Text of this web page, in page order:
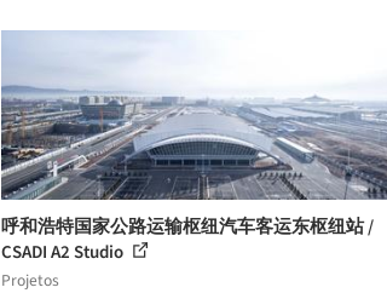
呼和浩特国家公路运输枢纽汽车客运东枢纽站 /
CSADI A2 Studio
Projetos